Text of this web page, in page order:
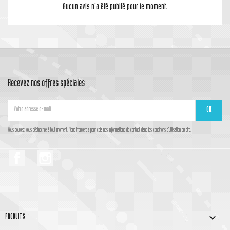
Aucun avis n'a été publié pour le moment.
Recevez nos offres spéciales
Vous pouvez vous désinscrire à tout moment. Vous trouverez pour cela nos informations de contact dans les conditions d'utilisation du site.
PRODUITS 